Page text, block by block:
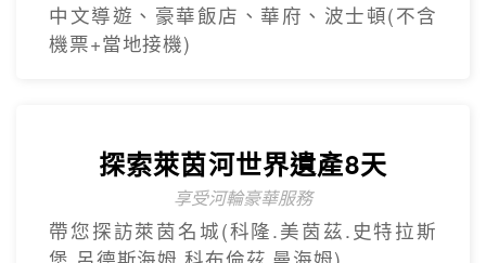
中文導遊、豪華飯店、華府、波士頓(不含
機票+當地接機)
探索萊茵河世界遺產8天
享受河輪豪華服務
帶您探訪萊茵名城(科隆.美茵茲.史特拉斯